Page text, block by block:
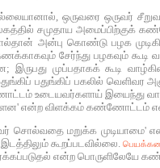
ஒருவரை ஒருவர்
சமுதாய அமைப்பிற்குக்
அன்பு கொண்டு பழக
சேர்ந்து பழகவும்
இருபது முப்பதாகக் கூடி
பதுங்கிப் பகலில்
உடையவர்களாய் இயைந்து
என்ற விளக்கம் கண்ணோட்டம் என்ற
மறுக்க முடியாமை' என்று
இடத்திலும் கூறப்படவில்லை.
என்ற